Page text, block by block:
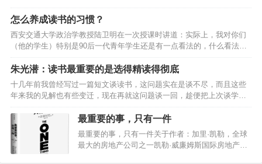
的百年老店关门歇业，世上也少了一个旧书店老板
田中经夫。增井出生于1907年，毕业于东京大学东
家》、《中国的历史与民众》等书。《大清帝国》
是他的遗…
在一起相处，不计较的人刚开始时，看似失去，但
长久下来却是获得；爱占他人便宜的人，刚开始看
似获得，但相处久后却是失去。世界是一个大舞
台，每个人都是一本书。读人，比读其它文字写成
的书更难。有的人，在阳光明媚的日子里愿意把伞
借给你，而下雨的时候，他却打着伞悄悄地先走
了。你读他时，千万别埋怨他，因为他自己不愿意
被雨淋着，且是人家的雨伞，也不愿意分担别人的
怎么养成读书的习惯？
西安交通大学政治学教授陆卫明在一次授课时讲道：实际上，我对你们
（他的学生）特别是90后一代青年学生还是有一点看法的，什么看法
呢？你们把大量的时间花在电脑手机上，如果是要查某些资料就到网
上，百度网或者学术期刊找二手的论文，这是害死人的。如果没有读大
量的原始经典名著， 就缺乏功底与魅力，不要说是鉴赏能力，就连辨别
能力都没有，这个实际上就会导致人云亦云，以讹传讹，不会思考，也
没有思想的局面，这恐怕是以后你们发展的最大瓶颈。”手机很好玩，但
玩手机不会产生价值，而且在浪费价值手机是真的好玩，一玩就能玩一
天…
朱光潜：读书最重要的是选得精读得彻底
十几年前我曾经写过一篇短文谈读书，这问题实在是谈不尽，而且这些
年来我的见解也有些变迁，现在再就这问题谈一回，趁便把上次谈学问
有未尽的话略加补充。学问不只是读书，而读书究竟是学问的一个重要
途径。因为学问不仅是个人的事而是全人类的事，每科学问到了现在的
阶段，是全人类分工努力日积月累所得到的成就，而这成就还没有湮
没，就全靠有书籍记载流传下来。书籍是过去人类的精神遗产的宝库，
也可以说是人类文化学术前进轨迹上的里程碑。我们就现阶段的文化学
最重要的事，只有一件
最重要的事，只有一件关于作者：加里·凯勒，全球
最大的房地产公司之一凯勒·威廉姆斯国际房地产公